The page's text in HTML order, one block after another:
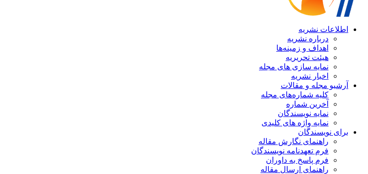
اطلاعات نشریه
درباره نشریه
اهداف و زمینه‌ها
هیئت تحریریه
نمایه سازی های مجله
اخبار نشریه
آرشیو مجله و مقالات
کلیه شماره‌های مجله
آخرین شماره
نمایه نویسندگان
نمایه واژه های کلیدی
برای نویسندگان
راهنمای نگارش مقاله
فرم تعهدنامه نویسندگان
فرم پاسخ به داوران
راهنمای ارسال مقاله